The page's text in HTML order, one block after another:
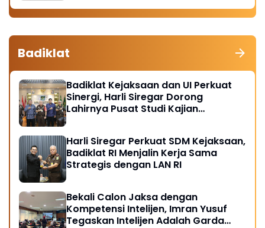
Badiklat
Badiklat Kejaksaan dan UI Perkuat
Sinergi, Harli Siregar Dorong
Lahirnya Pusat Studi Kajian
Harli Siregar Perkuat SDM Kejaksaan,
Badiklat RI Menjalin Kerja Sama
Strategis dengan LAN RI
Bekali Calon Jaksa dengan
Kompetensi Intelijen, Imran Yusuf
Tegaskan Intelijen Adalah Garda